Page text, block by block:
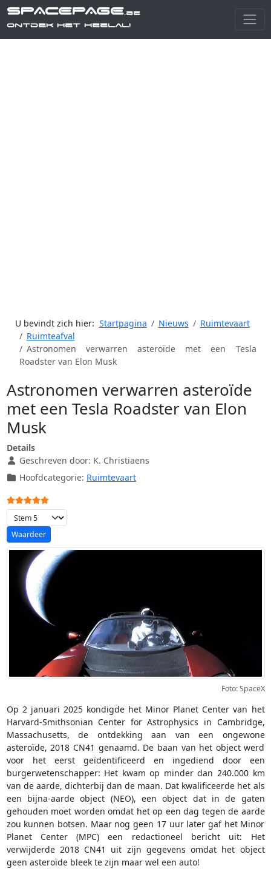
SPACEPAGE.be
Ontdek het heelal!
U bevindt zich hier: Startpagina Nieuws
Ruimtevaart
Ruimteafval
Astronomen verwarren asteroïde met een Tesla
Roadster van Elon Musk
Astronomen verwarren asteroïde
met een Tesla Roadster van Elon
Musk
Details
Geschreven door: K. Christiaens
Hoofdcategorie: Ruimtevaart
Gebruikerswaardering:
Voeg waardering toe
Foto: SpaceX
Op 2 januari 2025 kondigde het Minor Planet Center van het
Harvard-Smithsonian Center for Astrophysics in Cambridge,
Massachusetts, de ontdekking aan van een ongewone
asteroïde, 2018 CN41 genaamd. De baan van het object werd
voor het eerst geïdentificeerd en ingediend door een
burgerwetenschapper: Het kwam op minder dan 240.000 km
van de aarde, dichterbij dan de maan. Dat kwalificeerde het als
een bijna-aarde object (NEO), een object dat in de gaten
gehouden moet worden omdat het op een dag tegen de aarde
zou kunnen botsen. Maar nog geen 17 uur later gaf het Minor
Planet Center (MPC) een redactioneel bericht uit: Het
verwijderde 2018 CN41 uit zijn gegevens omdat het object
geen asteroïde bleek te zijn maar wel een auto!